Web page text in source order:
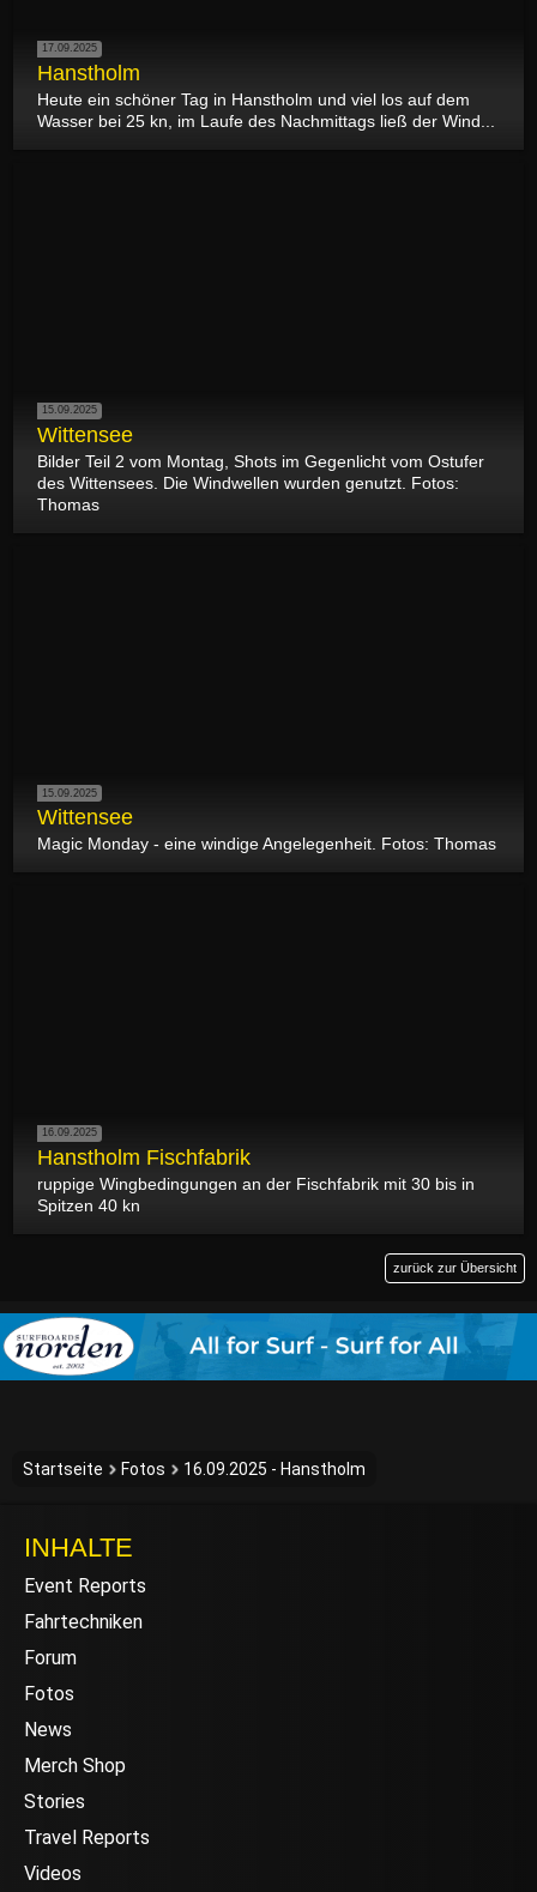
17.09.2025
Hanstholm
Heute ein schöner Tag in Hanstholm und viel los auf dem
Wasser bei 25 kn, im Laufe des Nachmittags ließ der Wind...
15.09.2025
Wittensee
Bilder Teil 2 vom Montag, Shots im Gegenlicht vom Ostufer
des Wittensees. Die Windwellen wurden genutzt. Fotos:
Thomas
15.09.2025
Wittensee
Magic Monday - eine windige Angelegenheit. Fotos: Thomas
16.09.2025
Hanstholm Fischfabrik
ruppige Wingbedingungen an der Fischfabrik mit 30 bis in
Spitzen 40 kn
zurück zur Übersicht
Startseite Fotos 16.09.2025 - Hanstholm
INHALTE
Event Reports
Fahrtechniken
Forum
Fotos
News
Merch Shop
Stories
Travel Reports
Videos